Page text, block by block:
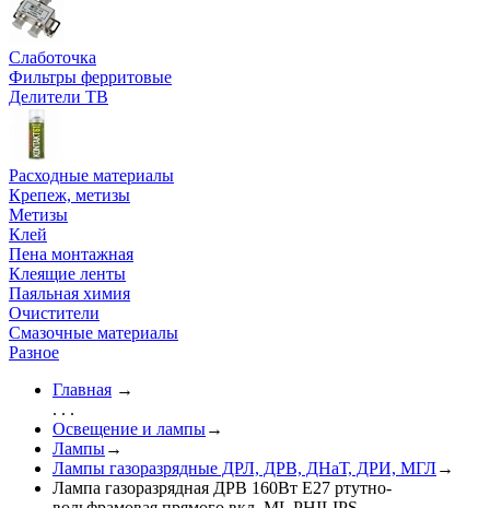
Слаботочка
Фильтры ферритовые
Делители ТВ
Расходные материалы
Крепеж, метизы
Метизы
Клей
Пена монтажная
Клеящие ленты
Паяльная химия
Очистители
Смазочные материалы
Разное
Главная →
. . .
Освещение и лампы→
Лампы→
Лампы газоразрядные ДРЛ, ДРВ, ДНаТ, ДРИ, МГЛ→
Лампа газоразрядная ДРВ 160Вт Е27 ртутно-